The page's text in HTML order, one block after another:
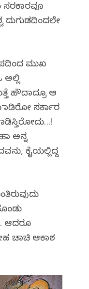
ಸರಕಾರವೂ
ದುಗುಡದಿಂದಲೇ
ಮುಖ
ಅಲ್ಲಿ
ಹೌದಾದ್ರೂ ಆ
ಮಾಡಿರೋ ಸರ್ಕಾರ
ಅನ್ನ
ಕೈಯಲ್ಲಿದ್ದ
ಆದರೂ
ಚಾಚಿ ಆಕಾಶ